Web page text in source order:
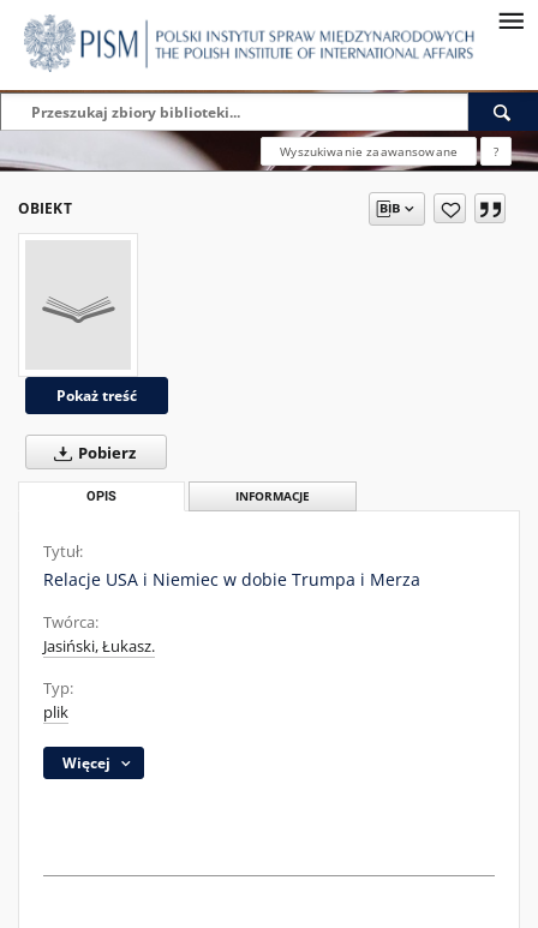
Wyszukiwanie zaawansowane ?
OBIEKT
Pokaż treść
Pobierz
OPIS INFORMACJE
Tytuł:
Relacje USA i Niemiec w dobie Trumpa i Merza
Twórca:
Jasiński, Łukasz.
Typ:
plik
Więcej